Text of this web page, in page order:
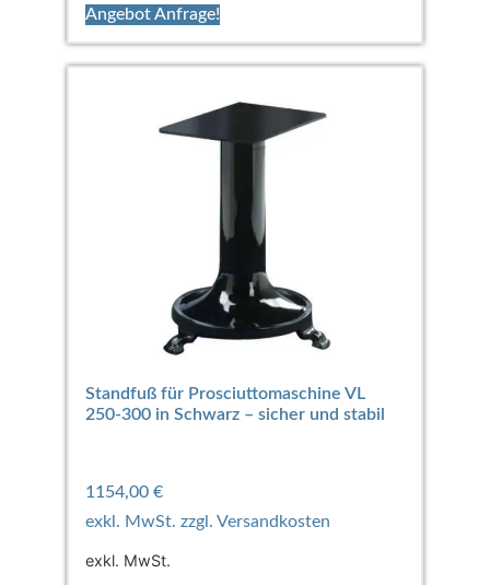
Angebot Anfrage!
Standfuß für Prosciuttomaschine VL
250-300 in Schwarz – sicher und stabil
1154,00 €
exkl. MwSt.